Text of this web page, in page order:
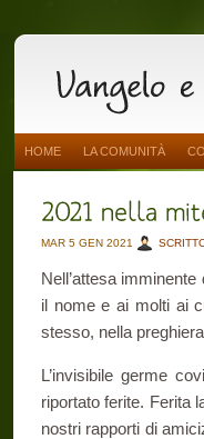
HOME LA COMUNITÀ
MAR 5 GEN 2021
Nell’attesa
il nome e ai molti ai
stesso, nella
L’invisibile germe
riportato ferite. Ferita
nostri rapporti di